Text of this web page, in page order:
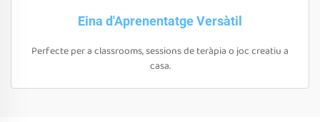
Eina d'Aprenentatge Versàtil
Perfecte per a classrooms, sessions de teràpia o joc creatiu a
casa.